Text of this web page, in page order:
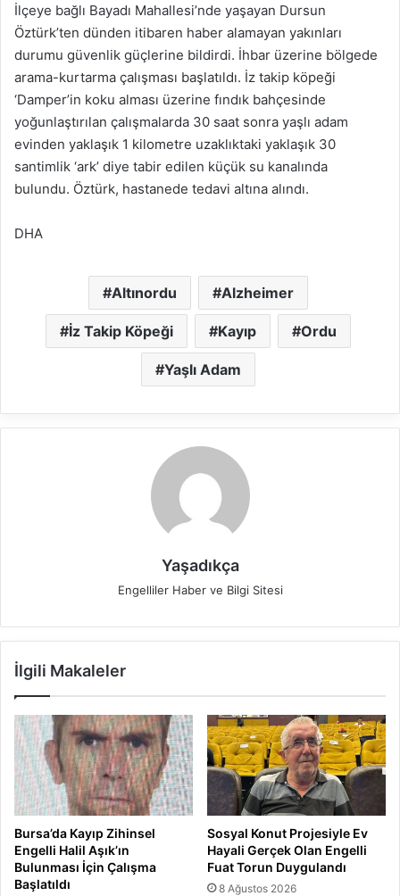
İlçeye bağlı Bayadı Mahallesi’nde yaşayan Dursun
Öztürk’ten dünden itibaren haber alamayan yakınları
durumu güvenlik güçlerine bildirdi. İhbar üzerine bölgede
arama-kurtarma çalışması başlatıldı. İz takip köpeği
‘Damper’in koku alması üzerine fındık bahçesinde
yoğunlaştırılan çalışmalarda 30 saat sonra yaşlı adam
evinden yaklaşık 1 kilometre uzaklıktaki yaklaşık 30
santimlik ‘ark’ diye tabir edilen küçük su kanalında
bulundu. Öztürk, hastanede tedavi altına alındı.
DHA
Altınordu Alzheimer
İz Takip Köpeği Kayıp Ordu
Yaşlı Adam
Yaşadıkça
Engelliler Haber ve Bilgi Sitesi
İlgili Makaleler
Bursa’da Kayıp Zihinsel
Engelli Halil Aşık’ın
Bulunması İçin Çalışma
Başlatıldı
Sosyal Konut Projesiyle Ev
Hayali Gerçek Olan Engelli
Fuat Torun Duygulandı
8 Ağustos 2026